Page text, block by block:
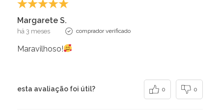
Margarete S.
há 3 meses comprador verificado
Maravilhoso!
esta avaliação foi útil? 0 0